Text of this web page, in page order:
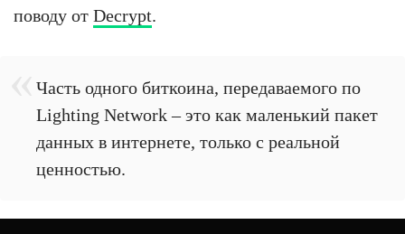
поводу от Decrypt.
Часть одного биткоина, передаваемого по
Lighting Network – это как маленький пакет
данных в интернете, только с реальной
ценностью.